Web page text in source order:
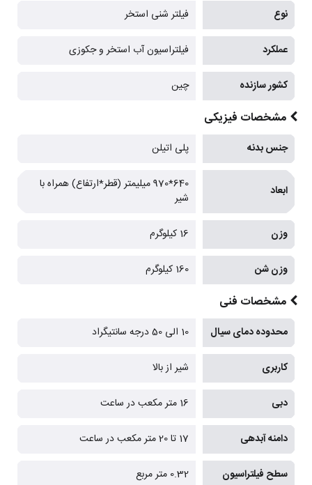
نوع فیلتر شنی استخر
عملکرد فیلتراسیون آب استخر و جکوزی
کشور سازنده چین
مشخصات فیزیکی
جنس بدنه پلی اتیلن
ابعاد
640*970 میلیمتر (قطر*ارتفاع) همراه با
شیر
وزن 16 کیلوگرم
وزن شن 160 کیلوگرم
مشخصات فنی
محدوده دمای سیال 10 الی 50 درجه سانتیگراد
کاربری شیر از بالا
دبی 16 متر مکعب در ساعت
دامنه آبدهی 17 تا 20 متر مکعب در ساعت
سطح فیلتراسیون 0.32 متر مربع